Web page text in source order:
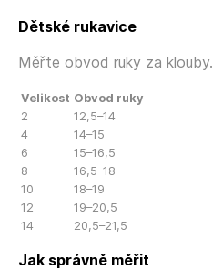
Dětské rukavice
Měřte obvod ruky za klouby.
Velikost Obvod ruky
2
12,5–14
4
14–15
6
15–16,5
8
16,5–18
10
18–19
12
19–20,5
14
20,5–21,5
Jak správně měřit